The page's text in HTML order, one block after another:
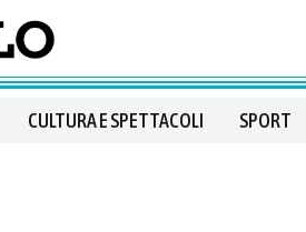
CULTURA E SPETTACOLI SPORT